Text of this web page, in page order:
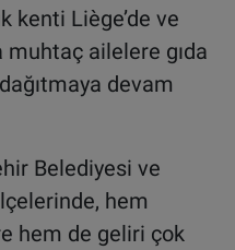
kenti Liège’de ve
ailelere gıda
devam
Belediyesi ve
hem
hem de geliri çok